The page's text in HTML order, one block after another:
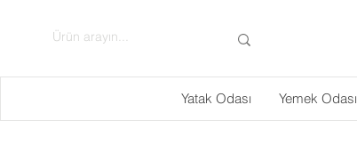
Yatak Odası Yemek Odası